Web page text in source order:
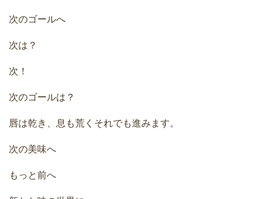
次のゴールへ
次は？
次！
次のゴールは？
唇は乾き、息も荒くそれでも進みます。
次の美味へ
もっと前へ